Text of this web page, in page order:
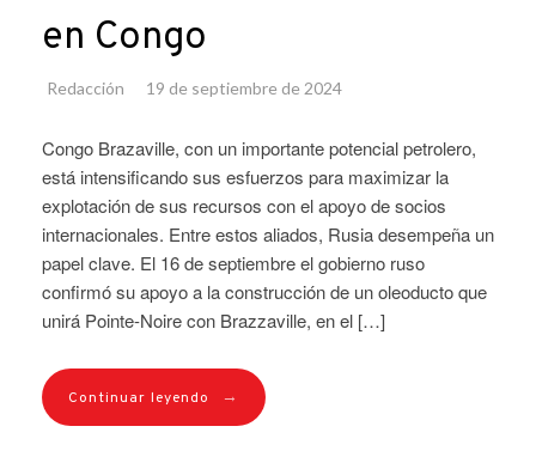
en Congo
Redacción 19 de septiembre de 2024
Congo Brazaville, con un importante potencial petrolero,
está intensificando sus esfuerzos para maximizar la
explotación de sus recursos con el apoyo de socios
internacionales. Entre estos aliados, Rusia desempeña un
papel clave. El 16 de septiembre el gobierno ruso
confirmó su apoyo a la construcción de un oleoducto que
unirá Pointe-Noire con Brazzaville, en el […]
Continuar leyendo →